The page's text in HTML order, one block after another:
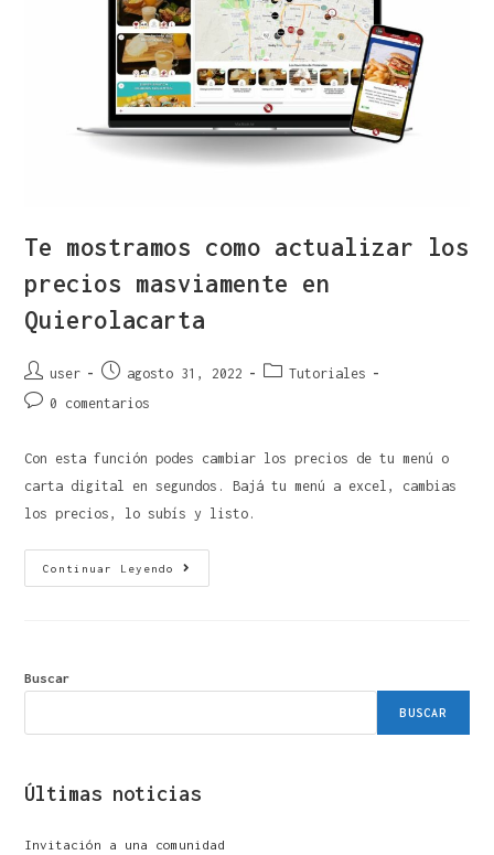
Te mostramos como actualizar los
precios masviamente en
Quierolacarta
user agosto 31, 2022
Tutoriales
0 comentarios
Con esta función podes cambiar los precios de tu menú o
carta digital en segundos. Bajá tu menú a excel, cambias
los precios, lo subís y listo.
Continuar Leyendo
Buscar
BUSCAR
Últimas noticias
Invitación a una comunidad